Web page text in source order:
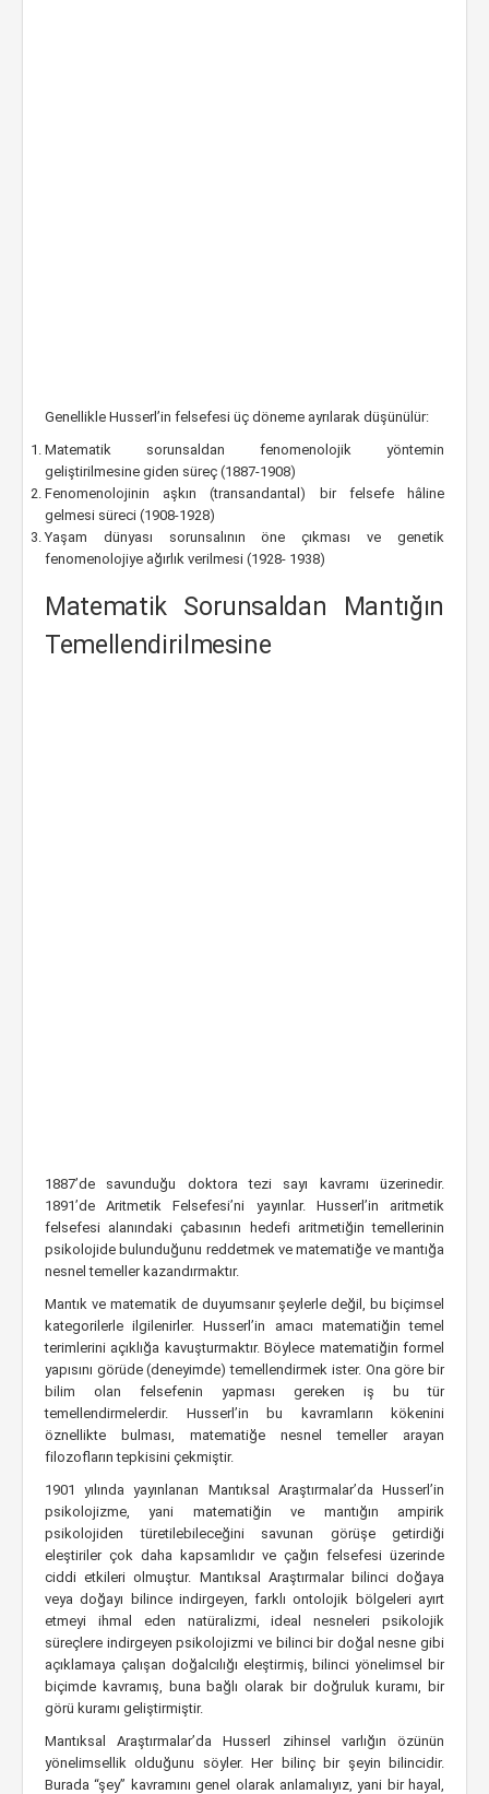
Genellikle Husserl’in felsefesi üç döneme ayrılarak düşünülür:
Matematik sorunsaldan fenomenolojik yöntemin
geliştirilmesine giden süreç (1887-1908)
Fenomenolojinin aşkın (transandantal) bir felsefe hâline
gelmesi süreci (1908-1928)
Yaşam dünyası sorunsalının öne çıkması ve genetik
fenomenolojiye ağırlık verilmesi (1928- 1938)
Matematik Sorunsaldan Mantığın
Temellendirilmesine
1887’de savunduğu doktora tezi sayı kavramı üzerinedir.
1891’de Aritmetik Felsefesi’ni yayınlar. Husserl’in aritmetik
felsefesi alanındaki çabasının hedefi aritmetiğin temellerinin
psikolojide bulunduğunu reddetmek ve matematiğe ve mantığa
nesnel temeller kazandırmaktır.
Mantık ve matematik de duyumsanır şeylerle değil, bu biçimsel
kategorilerle ilgilenirler. Husserl’in amacı matematiğin temel
terimlerini açıklığa kavuşturmaktır. Böylece matematiğin formel
yapısını görüde (deneyimde) temellendirmek ister. Ona göre bir
bilim olan felsefenin yapması gereken iş bu tür
temellendirmelerdir. Husserl’in bu kavramların kökenini
öznellikte bulması, matematiğe nesnel temeller arayan
filozofların tepkisini çekmiştir.
1901 yılında yayınlanan Mantıksal Araştırmalar’da Husserl’in
psikolojizme, yani matematiğin ve mantığın ampirik
psikolojiden türetilebileceğini savunan görüşe getirdiği
eleştiriler çok daha kapsamlıdır ve çağın felsefesi üzerinde
ciddi etkileri olmuştur. Mantıksal Araştırmalar bilinci doğaya
veya doğayı bilince indirgeyen, farklı ontolojik bölgeleri ayırt
etmeyi ihmal eden natüralizmi, ideal nesneleri psikolojik
süreçlere indirgeyen psikolojizmi ve bilinci bir doğal nesne gibi
açıklamaya çalışan doğalcılığı eleştirmiş, bilinci yönelimsel bir
biçimde kavramış, buna bağlı olarak bir doğruluk kuramı, bir
görü kuramı geliştirmiştir.
Mantıksal Araştırmalar’da Husserl zihinsel varlığın özünün
yönelimsellik olduğunu söyler. Her bilinç bir şeyin bilincidir.
Burada “şey” kavramını genel olarak anlamalıyız, yani bir hayal,